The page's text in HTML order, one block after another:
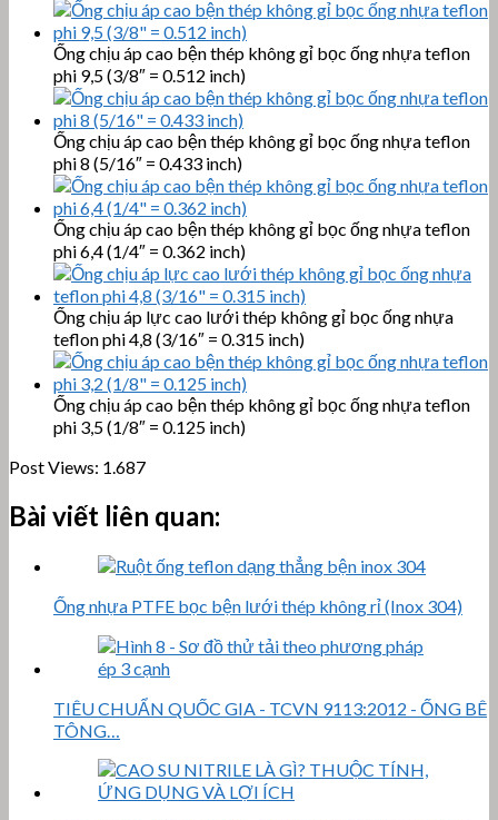
Ống chịu áp cao bện thép không gỉ bọc ống nhựa teflon
phi 9,5 (3/8″ = 0.512 inch)
Ống chịu áp cao bện thép không gỉ bọc ống nhựa teflon
phi 8 (5/16″ = 0.433 inch)
Ống chịu áp cao bện thép không gỉ bọc ống nhựa teflon
phi 6,4 (1/4″ = 0.362 inch)
Ống chịu áp lực cao lưới thép không gỉ bọc ống nhựa
teflon phi 4,8 (3/16″ = 0.315 inch)
Ống chịu áp cao bện thép không gỉ bọc ống nhựa teflon
phi 3,5 (1/8″ = 0.125 inch)
Post Views: 1.687
Bài viết liên quan:
Ống nhựa PTFE bọc bện lưới thép không rỉ (Inox 304)
TIÊU CHUẨN QUỐC GIA - TCVN 9113:2012 - ỐNG BÊ
TÔNG…